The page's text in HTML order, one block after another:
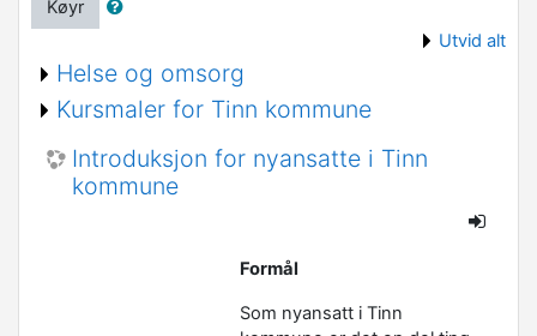
Køyr
Utvid alt
Helse og omsorg
Kursmaler for Tinn kommune
Introduksjon for nyansatte i Tinn
kommune
Formål
Som nyansatt i Tinn